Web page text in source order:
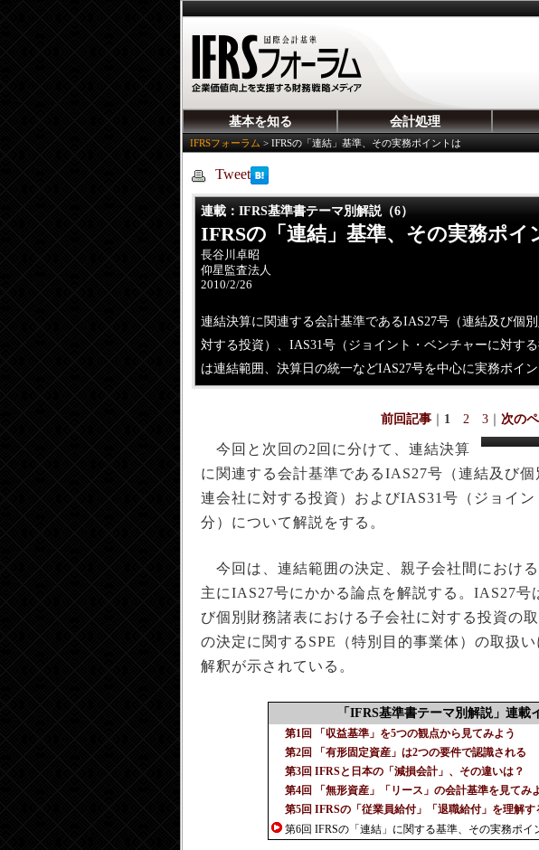
基本を知る 会計処理
IFRSフォーラム > IFRSの「連結」基準、その実務ポイントは
Tweet
連載： IFRS基準書テーマ別解説（6）
IFRSの「連結」基準、その実務ポイ
長谷川卓昭
仰星監査法人
2010/2/26
連結決算に関連する会計基準であるIAS27号（連結及び個
対する投資）、IAS31号（ジョイント・ベンチャーに対す
は連結範囲、決算日の統一などIAS27号を中心に実務ポイン
前回記事｜ 1 2 3｜ 次の
今回と次回の2回に分けて、連結決算
に関連する会計基準であるIAS27号（連結及び
連会社に対する投資）およびIAS31号（ジョイ
分）について解説をする。
今回は、連結範囲の決定、親子会社間における
主にIAS27号にかかる論点を解説する。IAS27号
び個別財務諸表における子会社に対する投資の
の決定に関するSPE（特別目的事業体）の取扱
解釈が示されている。
「IFRS基準書テーマ別解説」連載
第1回 「収益基準」を5つの観点から見てみよう
第2回 「有形固定資産」は2つの要件で認識される
第3回 IFRSと日本の「減損会計」、その違いは？
第4回 「無形資産」「リース」の会計基準を見てみ
第5回 IFRSの「従業員給付」「退職給付」を理解す
第6回 IFRSの「連結」に関する基準、その実務ポイ